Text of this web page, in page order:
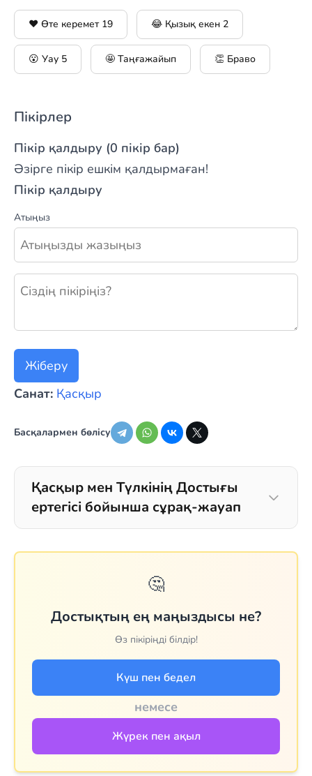
❤️ Өте керемет 19 😂 Қызық екен 2
😮 Уау 5 🤩 Таңғажайып 👏 Браво
Пікірлер
Пікір қалдыру (0 пікір бар)
Әзірге пікір ешкім қалдырмаған!
Пікір қалдыру
Атыңыз
Жаңа пікір қалдыру
Жіберу
Санат: Қасқыр
Басқалармен бөлісу
Қасқыр мен Түлкінің Достығы
ертегісі бойынша сұрақ-жауап
🤔
Достықтың ең маңыздысы не?
Өз пікіріңді білдір!
Күш пен бедел
немесе
Жүрек пен ақыл